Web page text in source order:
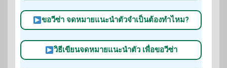
ขอวีซ่า จดหมายแนะนำตัวจำเป็นต้องทำไหม?
วิธีเขียนจดหมายแนะนำตัว เพื่อขอวีซ่า